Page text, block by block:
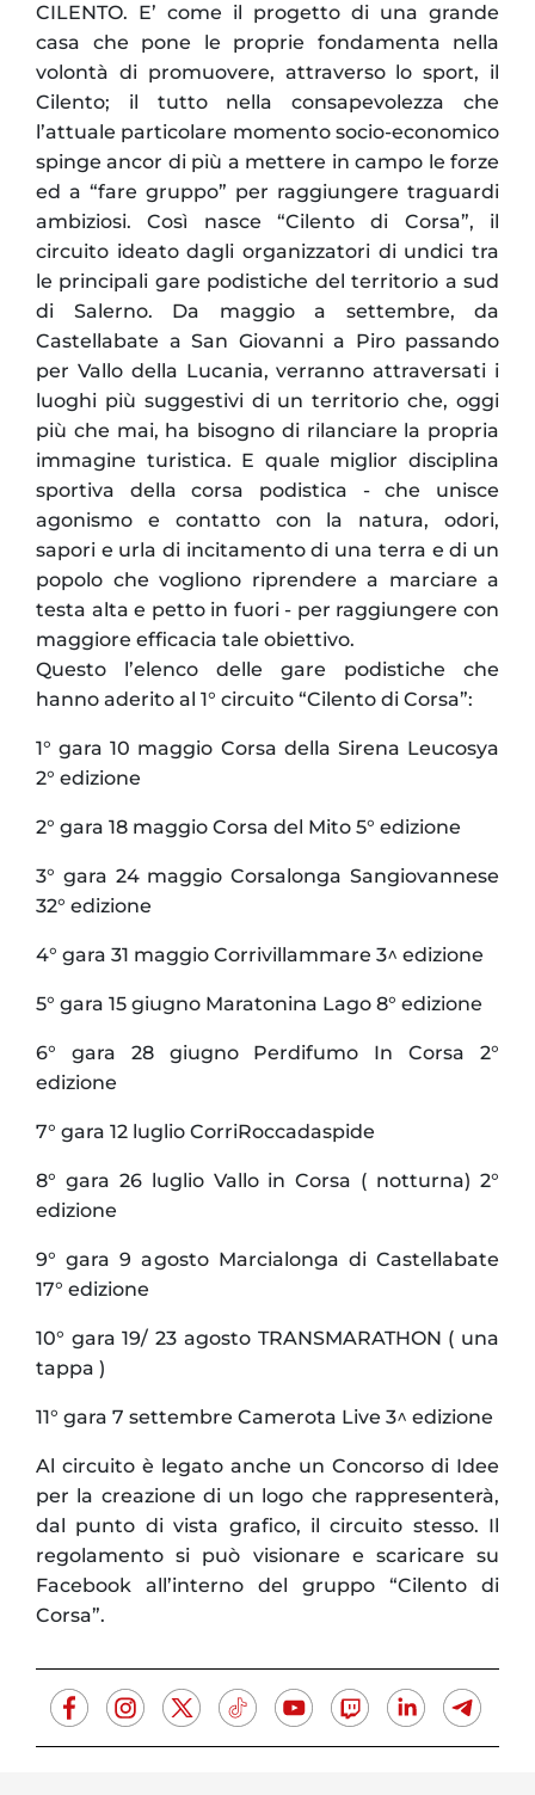
CILENTO. E’ come il progetto di una grande
casa che pone le proprie fondamenta nella
volontà di promuovere, attraverso lo sport, il
Cilento; il tutto nella consapevolezza che
l’attuale particolare momento socio-economico
spinge ancor di più a mettere in campo le forze
ed a “fare gruppo” per raggiungere traguardi
ambiziosi. Così nasce “Cilento di Corsa”, il
circuito ideato dagli organizzatori di undici tra
le principali gare podistiche del territorio a sud
di Salerno. Da maggio a settembre, da
Castellabate a San Giovanni a Piro passando
per Vallo della Lucania, verranno attraversati i
luoghi più suggestivi di un territorio che, oggi
più che mai, ha bisogno di rilanciare la propria
immagine turistica. E quale miglior disciplina
sportiva della corsa podistica - che unisce
agonismo e contatto con la natura, odori,
sapori e urla di incitamento di una terra e di un
popolo che vogliono riprendere a marciare a
testa alta e petto in fuori - per raggiungere con
maggiore efficacia tale obiettivo.
Questo l’elenco delle gare podistiche che
hanno aderito al 1° circuito “Cilento di Corsa”:
1° gara 10 maggio Corsa della Sirena Leucosya
2° edizione
2° gara 18 maggio Corsa del Mito 5° edizione
3° gara 24 maggio Corsalonga Sangiovannese
32° edizione
4° gara 31 maggio Corrivillammare 3^ edizione
5° gara 15 giugno Maratonina Lago 8° edizione
6° gara 28 giugno Perdifumo In Corsa 2°
edizione
7° gara 12 luglio CorriRoccadaspide
8° gara 26 luglio Vallo in Corsa ( notturna) 2°
edizione
9° gara 9 agosto Marcialonga di Castellabate
17° edizione
10° gara 19/ 23 agosto TRANSMARATHON ( una
tappa )
11° gara 7 settembre Camerota Live 3^ edizione
Al circuito è legato anche un Concorso di Idee
per la creazione di un logo che rappresenterà,
dal punto di vista grafico, il circuito stesso. Il
regolamento si può visionare e scaricare su
Facebook all’interno del gruppo “Cilento di
Corsa”.